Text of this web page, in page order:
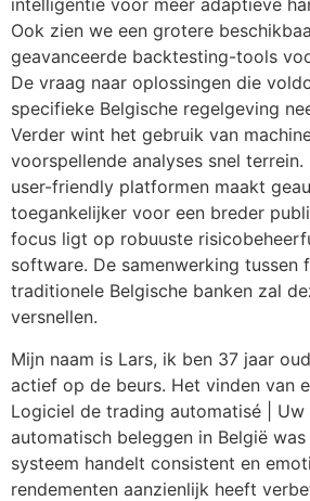
intelligentie voor meer adaptieve
Ook zien we een grotere
geavanceerde backtesting-tools
De vraag naar oplossingen die
specifieke Belgische regelgeving
Verder wint het gebruik van
voorspellende analyses snel
user-friendly platformen maakt
toegankelijker voor een breder
focus ligt op robuuste
software. De samenwerking tussen
traditionele Belgische banken zal
versnellen.
Mijn naam is Lars, ik ben 37 jaar
actief op de beurs. Het vinden van
Logiciel de trading automatisé |
automatisch beleggen in België
systeem handelt consistent en
rendementen aanzienlijk heeft